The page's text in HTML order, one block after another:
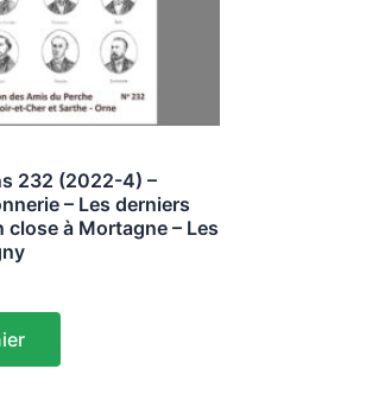
232 (2022-4) –
– Les derniers
close à Mortagne – Les